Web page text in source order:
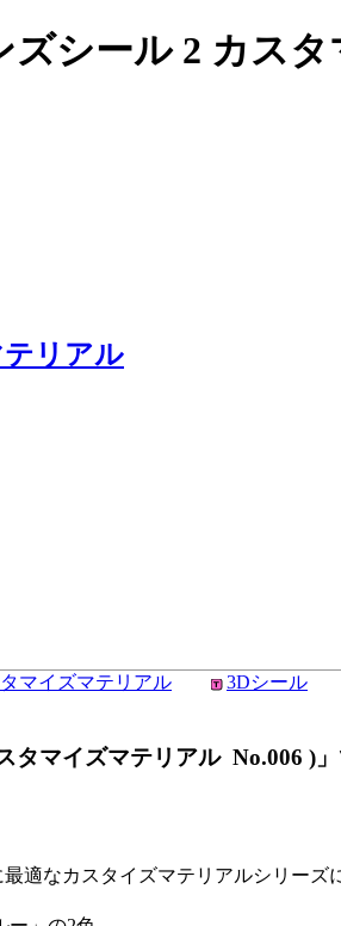
シール 2 カス
リアル
マイズマテリアル 3Dシール
タマイズマテリアル No.006 )
適なカスタイズマテリアルシリーズ